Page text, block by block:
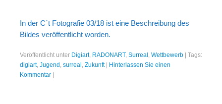
In der C´t Fotografie 03/18 ist eine Beschreibung des
Bildes veröffentlicht worden.
Veröffentlicht unter Digiart, RADONART, Surreal , Wettbewerb
Tags:
digiart, Jugend , surreal , Zukunft
Hinterlassen Sie einen
Kommentar